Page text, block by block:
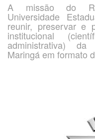
A missão do
Universidade
reunir, preservar e
institucional
administrativa)
Maringá em formato